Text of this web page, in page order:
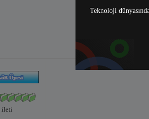
Teknoloji
ileti